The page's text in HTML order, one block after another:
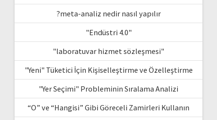
?meta-analiz nedir nasıl yapılır
"Endüstri 4.0"
"laboratuvar hizmet sözleşmesi"
"Yeni" Tüketici İçin Kişiselleştirme ve Özelleştirme
"Yer Seçimi" Probleminin Sıralama Analizi
“O” ve “Hangisi” Gibi Göreceli Zamirleri Kullanın